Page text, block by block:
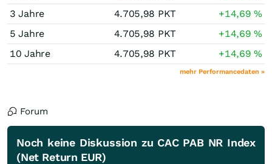
3 Jahre
4.705,98 PKT +14,69%
5 Jahre
4.705,98 PKT +14,69%
10 Jahre
4.705,98 PKT +14,69%
mehr Performancedaten »
Forum
Noch keine Diskussion zu CAC PAB NR Index
(Net Return EUR)